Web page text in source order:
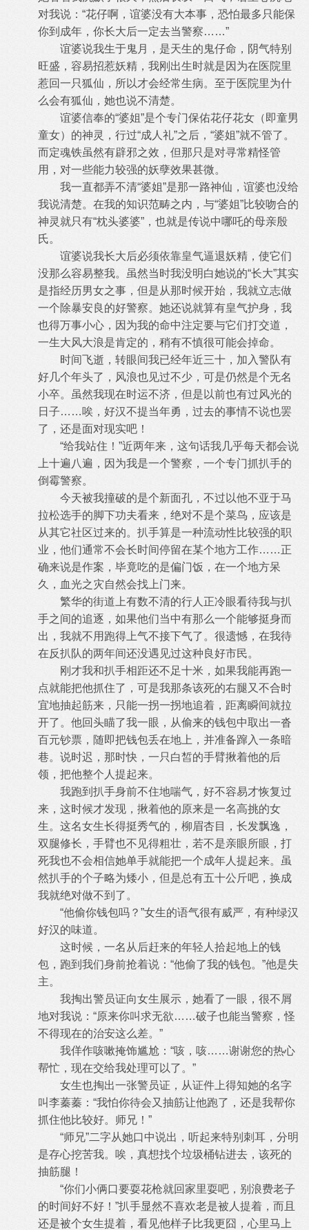
对我说：“花仔啊，谊婆没有大本事 ，恐怕最多只能保
你到成年，你长大后一定去当警察……”
谊婆说我生于鬼月，是天生的鬼仔命，阴气特别
旺盛，容易招惹妖精，我刚出生时就是因为在医院里
惹回一只狐仙，所以才会经常生病。 至于医院里为什
么会有狐仙，她也说不清楚。
谊婆信奉的“婆姐”是个专门保佑花仔花女（即童男
童女）的神灵，行过“成人礼”之后，“婆姐”就不管了。
而定魂铁虽然有辟邪之效 ，但那只是对寻常精怪管
用，对一些能力较强的妖孽效果甚微。
我一直都弄不清“婆姐”是那一路神仙，谊婆也没给
我说清楚。在我的知识范畴之内，与“婆姐”比较吻合的
神灵就只有“枕头婆婆”， 也就是传说中哪吒的母亲殷
氏。
谊婆说我长大后必须依靠皇气逼退妖精，使它们
没那么容易整我。虽然当时我没明白她说的“长大”其实
是指经历男女之事，但是从那时候开始，我就立志做
一个除暴安良的好警察。她还说就算有皇气护身，我
也得万事小心，因为我的命中注定要与它们打交道，
一生大风大浪是肯定的，稍有不慎很可能会掉命。
时间飞逝，转眼间我已经年近三十，加入警队有
好几个年头了，风浪也见过不少，可是仍然是个无名
小卒。虽然我现在时运不济，但是以前也有过风光的
日子……唉，好汉不提当年勇，过去的事情不说也罢
了，还是面对现实吧！
“给我站住！”近两年来，这句话我几乎每天都会说
上十遍八遍，因为我是一个警察，一个专门抓扒手的
倒霉警察。
今天被我撞破的是个新面孔，不过以他不亚于马
拉松选手的脚下功夫看来，绝对不是个菜鸟，应该是
从其它社区过来的。扒手算是一种流动性比较强的职
业，他们通常不会长时间停留在某个地方工作……正
确来说是作案，毕竟吃的是偏门饭，在一个地方呆
久，血光之灾自然会找 上门来。
繁华的街道上有数不清的行人正冷眼看待我与扒
手之间的追逐，如果他们当中有那么一个能够挺身而
出，我就不用跑得上气不接下气了。 很遗憾，在我待
在反扒队的两年间还没遇见过这种良好市民。
刚才我和扒手相距还不足十米，如果我能再跑一
点就能把他抓住了，可是我那条该死的右腿又不合时
宜地抽起筋来，只能一拐一拐地追着 ，距离瞬间就拉
开了。他回头瞄了我一眼，从偷来的钱包中取出一沓
百元钞票，随即把钱包丢在地上，并准备蹿入一条暗
巷。说时迟，那时快 ，一只白皙的手臂揪着他的后
领，把他整个人提起来。
我跑到扒手身前不住地喘气，好不容易才恢复过
来，这时候才发现，揪着他的原来是一名高挑的女
生。这名女生长得挺秀气的，柳眉杏目
，长发飘逸，
双腿修长，手臂也不见得粗壮，若不是亲眼所眼，打
死我也不会相信她单手就能把一个成年人提起来。虽
然扒手的个子略为矮小 ，但是总有五十公斤吧，换成
我就绝对做不到了。
“他偷你钱包吗？”女生的语气很有威严，有种绿汉
好汉的味道。
这时候，一名从后赶来的年轻人拾起地上的钱
包，跑到我们身前抢着说：“他偷了我的钱包。”他是失
主。
我掏出警员证向女生展示，她看了一眼，很不屑
地对我说：“原来你叫求无欲……破子也能当警察，怪
不得现在的治安这么差。”
我佯作咳嗽掩饰尴尬：“咳，咳……谢谢您的热心
帮忙，现在交给我处理可以了。”
女生也掏出一张警员证，从证件上得知她的名字
叫李蓁蓁：“我怕你待会又抽筋让他跑了，还是我帮你
抓住他比较好。师兄！”
“师兄”二字从她口中说出，听起来特别刺耳，分明
是存心挖苦我。唉，真想找个垃圾桶钻进去，该死的
抽筋腿！
“你们小俩口要耍花枪就回家里耍吧，别浪费老子
的时间好不好！”扒手显然不喜欢老是被人提着，而且
还是被个女生提着，看见他样子比我更囧，心里马上